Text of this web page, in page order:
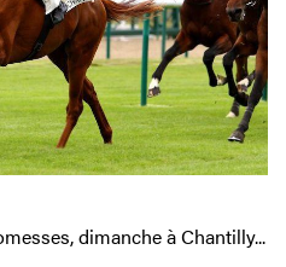
dimanche à Chantilly...